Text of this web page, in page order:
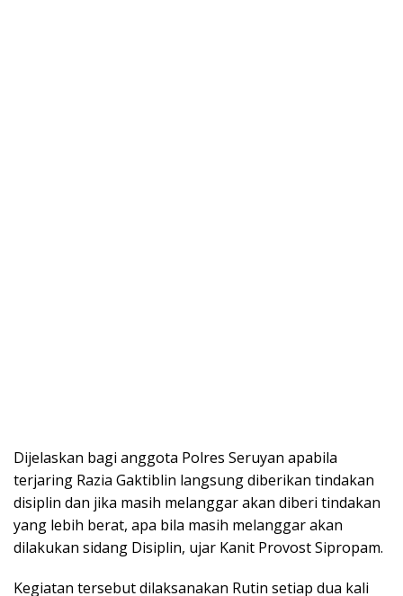
Dijelaskan bagi anggota Polres Seruyan apabila
terjaring Razia Gaktiblin langsung diberikan tindakan
disiplin dan jika masih melanggar akan diberi tindakan
yang lebih berat, apa bila masih melanggar akan
dilakukan sidang Disiplin, ujar Kanit Provost Sipropam.
Kegiatan tersebut dilaksanakan Rutin setiap dua kali